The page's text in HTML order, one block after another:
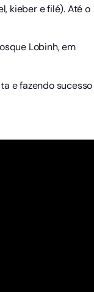
kieber e filé). Até o
Lobinh, em
e fazendo sucesso